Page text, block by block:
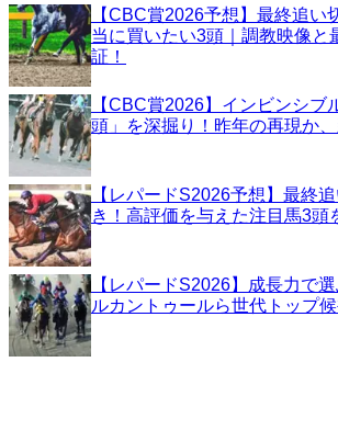
【CBC賞2026予想】最終追い
当に買いたい3頭｜調教映像と
証！
【CBC賞2026】インビンシブ
頭」を深掘り！昨年の再現か
【レパードS2026予想】最終
き！高評価を与えた注目馬3頭
【レパードS2026】成長力で
ルカントゥールら世代トップ